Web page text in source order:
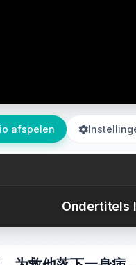
afspelen
Ondertitels